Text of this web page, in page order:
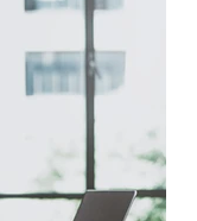
Empresa Familiar